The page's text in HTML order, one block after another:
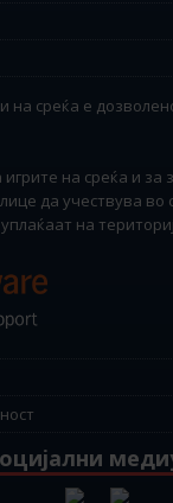
на среќа е
игрите на среќа и за
да учествува во
на